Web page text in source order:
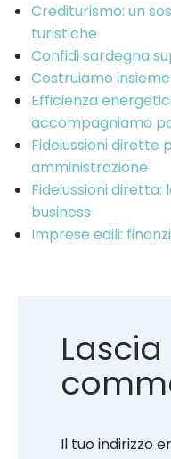
Crediturismo: un
turistiche
Confidi sardegna
Costruiamo
Efficienza
accompagniamo
Fideiussioni dirette
amministrazione
Fideiussioni
business
Imprese edili:
Il tuo indirizzo